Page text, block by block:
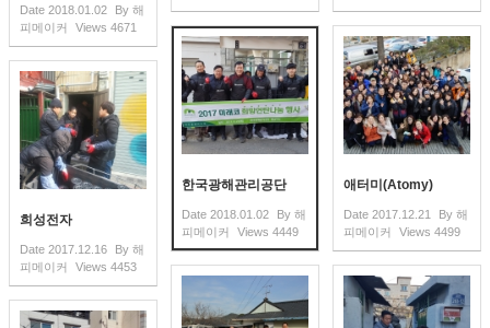
Date 2018.01.02 By 해
피메이커
Views 4671
한국광해관리공단
Date 2018.01.02 By 해
피메이커
Views 4449
애터미(Atomy)
Date 2017.12.21 By 해
피메이커
Views 4499
희성전자
Date 2017.12.16 By 해
피메이커
Views 4453